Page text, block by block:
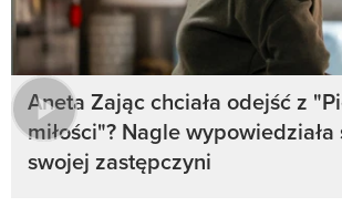
Aneta Zając chciała odejść z
miłości"? Nagle wypowiedziała
swojej zastępczyni